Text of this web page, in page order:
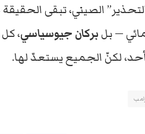
الصيني، تبقى
— بلبركان جيوسياسي،
لكنّ الجميع يستعدّ لها.